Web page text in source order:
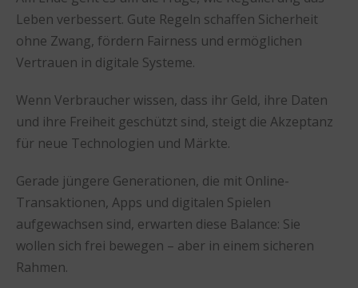
Leben verbessert. Gute Regeln schaffen Sicherheit
ohne Zwang, fördern Fairness und ermöglichen
Vertrauen in digitale Systeme.
Wenn Verbraucher wissen, dass ihr Geld, ihre Daten
und ihre Freiheit geschützt sind, steigt die Akzeptanz
für neue Technologien und Märkte.
Gerade jüngere Generationen, die mit Online-
Transaktionen, Apps und digitalen Spielen
aufgewachsen sind, erwarten diese Balance: Sie
wollen sich frei bewegen – aber in einem sicheren
Rahmen.